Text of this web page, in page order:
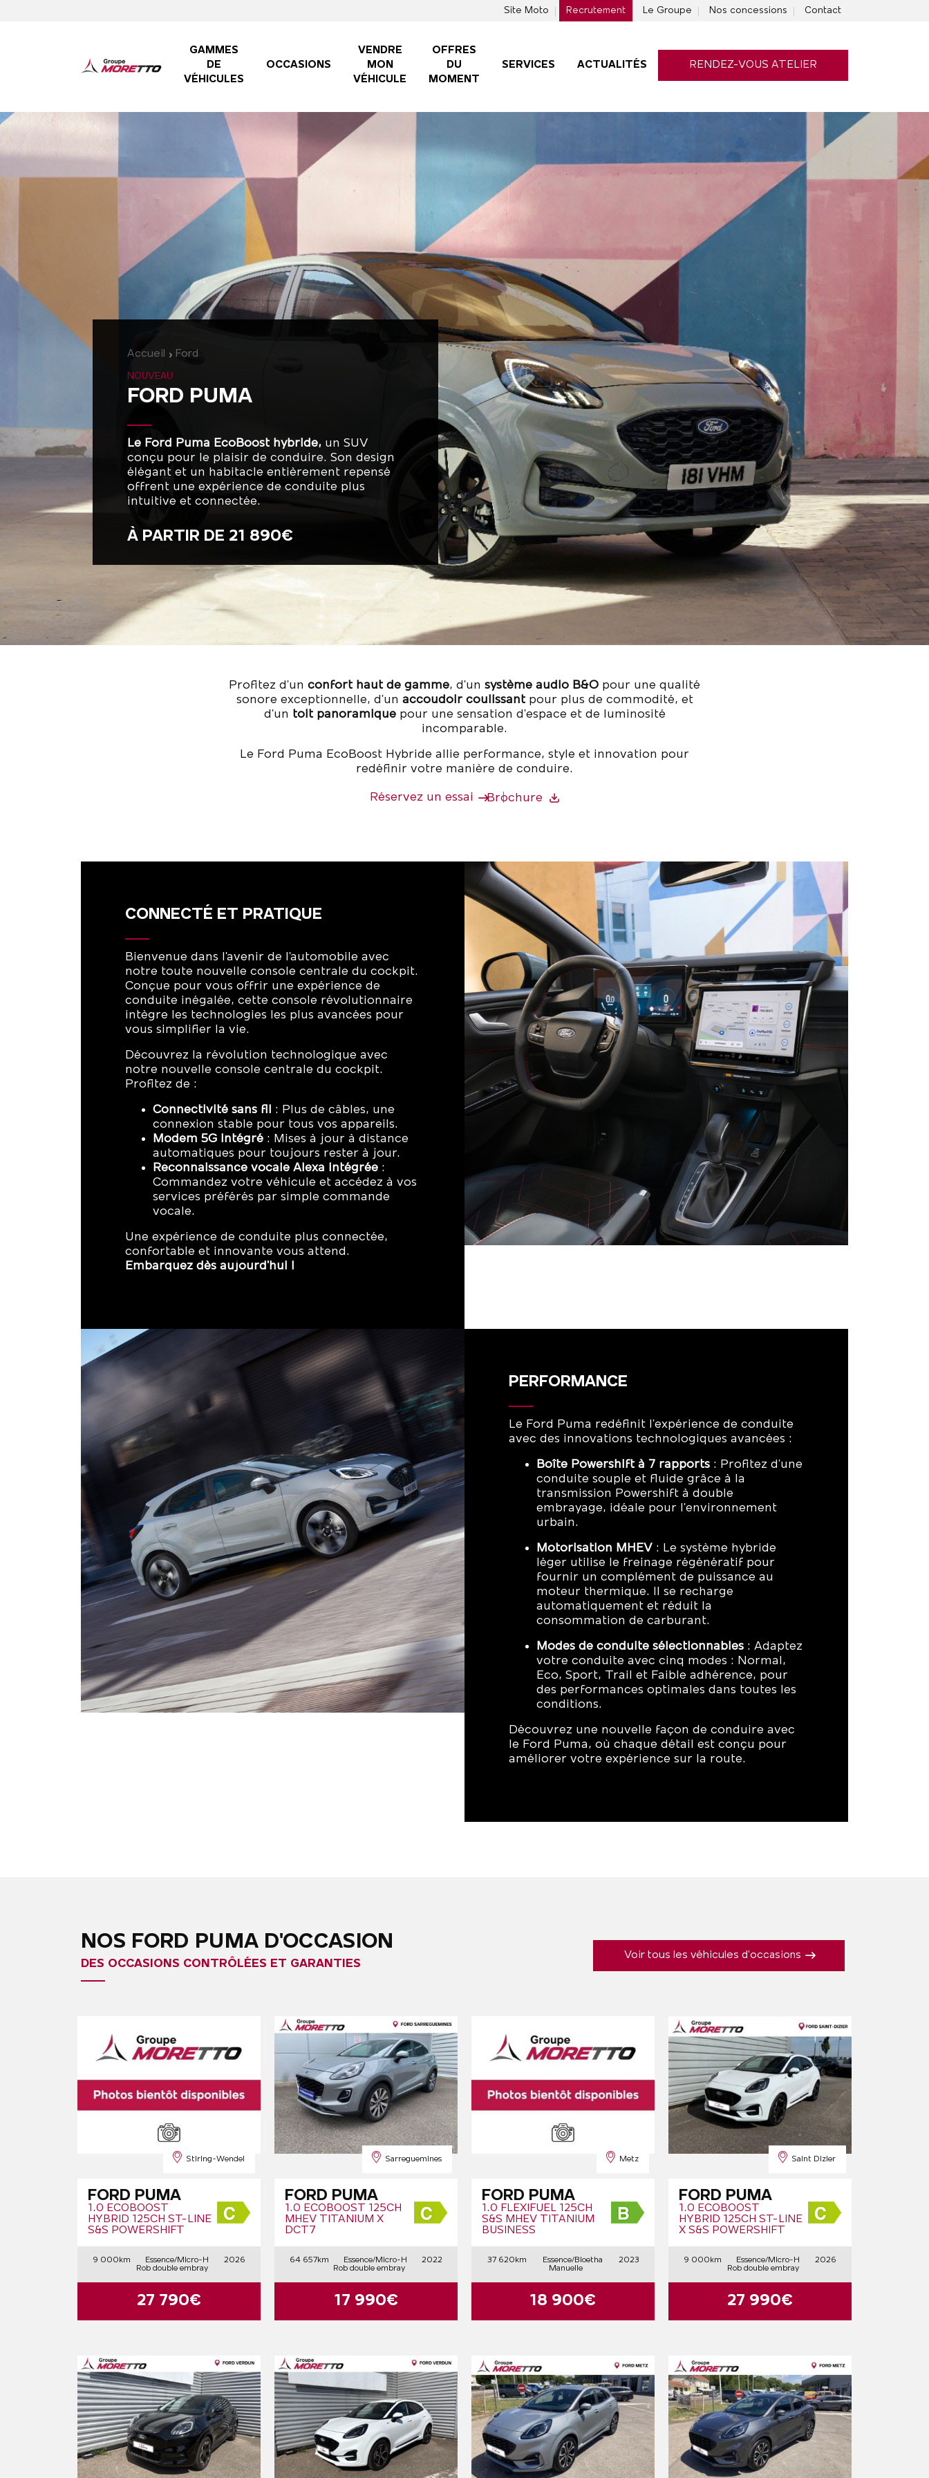
Site Moto Recrutement Le Groupe Nos concessions Contact
GAMMES
DE
VÉHICULES
OCCASIONS
VENDRE
MON
VÉHICULE
OFFRES
DU
MOMENT
SERVICES ACTUALITÉS RENDEZ-VOUS ATELIER
Accueil Ford
NOUVEAU
FORD PUMA
Le Ford Puma EcoBoost hybride, un SUV
conçu pour le plaisir de conduire. Son design
élégant et un habitacle entièrement repensé
offrent une expérience de conduite plus
intuitive et connectée.
À PARTIR DE 21 890€
Profitez d'un confort haut de gamme, d'un système audio B&O pour une qualité
sonore exceptionnelle, d'un accoudoir coulissantpour plus de commodité, et
d'un toit panoramiquepour une sensation d'espace et de luminosité
incomparable.
Le Ford Puma EcoBoost Hybride allie performance, style et innovation pour
redéfinir votre manière de conduire.
Réservez un essai Brochure
CONNECTÉ ET PRATIQUE
Bienvenue dans l'avenir de l'automobile avec
notre toute nouvelle console centrale du cockpit.
Conçue pour vous offrir une expérience de
conduite inégalée, cette console révolutionnaire
intègre les technologies les plus avancées pour
vous simplifier la vie.
Découvrez la révolution technologique avec
notre nouvelle console centrale du cockpit.
Profitez de :
Connectivité sans fil
: Plus de câbles, une
connexion stable pour tous vos appareils.
Modem 5G intégré : Mises à jour à distance
automatiques pour toujours rester à jour.
Reconnaissance vocale Alexa intégrée :
Commandez votre véhicule et accédez à vos
services préférés par simple commande
vocale.
Une expérience de conduite plus connectée,
confortable et innovante vous attend.
Embarquez dès aujourd'hui !
PERFORMANCE
Le Ford Puma redéfinit l'expérience de conduite
avec des innovations technologiques avancées :
Boîte Powershift à 7 rapports : Profitez d'une
conduite souple et fluide grâce à la
transmission Powershift à double
embrayage, idéale pour l'environnement
urbain.
Motorisation MHEV : Le système hybride
léger utilise le freinage régénératif pour
fournir un complément de puissance au
moteur thermique. Il se recharge
automatiquement et réduit la
consommation de carburant.
Modes de conduite sélectionnables : Adaptez
votre conduite avec cinq modes : Normal,
Eco, Sport, Trail et Faible adhérence, pour
des performances optimales dans toutes les
conditions.
Découvrez une nouvelle façon de conduire avec
le Ford Puma, où chaque détail est conçu pour
améliorer votre expérience sur la route.
NOS FORD PUMA D'OCCASION
DES OCCASIONS CONTRÔLÉES ET GARANTIES
Voir tous les véhicules d'occasions
Stiring-Wendel
FORD PUMA
1.0 ECOBOOST
HYBRID 125CH ST-LINE
S&S POWERSHIFT
9 000km Essence/Micro-H
2026
Rob double embray
27 790€
Sarreguemines
FORD PUMA
1.0 ECOBOOST 125CH
MHEV TITANIUM X
DCT7
64 657km Essence/Micro-H
2022
Rob double embray
17 990€
Metz
FORD PUMA
1.0 FLEXIFUEL 125CH
S&S MHEV TITANIUM
BUSINESS
37 620km Essence/Bioetha
2023
Manuelle
18 900€
Saint Dizier
FORD PUMA
1.0 ECOBOOST
HYBRID 125CH ST-LINE
X S&S POWERSHIFT
9 000km Essence/Micro-H
2026
Rob double embray
27 990€